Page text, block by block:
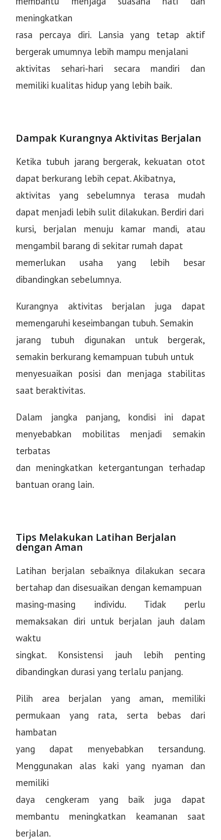
meningkatkan
rasa percaya diri. Lansia yang tetap aktif
bergerak umumnya lebih mampu menjalani
aktivitas sehari-hari secara mandiri dan
memiliki kualitas hidup yang lebih baik.
Dampak Kurangnya Aktivitas Berjalan
Ketika tubuh jarang bergerak, kekuatan otot
dapat berkurang lebih cepat. Akibatnya,
aktivitas yang sebelumnya terasa mudah
dapat menjadi lebih sulit dilakukan. Berdiri dari
kursi, berjalan menuju kamar mandi, atau
mengambil barang di sekitar rumah dapat
memerlukan usaha yang lebih besar
dibandingkan sebelumnya.
Kurangnya aktivitas berjalan juga dapat
memengaruhi keseimbangan tubuh. Semakin
jarang tubuh digunakan untuk bergerak,
semakin berkurang kemampuan tubuh untuk
menyesuaikan posisi dan menjaga stabilitas
saat beraktivitas.
Dalam jangka panjang, kondisi ini dapat
menyebabkan mobilitas menjadi semakin
terbatas
dan meningkatkan ketergantungan terhadap
bantuan orang lain.
Tips Melakukan Latihan Berjalan
dengan Aman
Latihan berjalan sebaiknya dilakukan secara
bertahap dan disesuaikan dengan kemampuan
masing-masing individu. Tidak perlu
memaksakan diri untuk berjalan jauh dalam
waktu
singkat. Konsistensi jauh lebih penting
dibandingkan durasi yang terlalu panjang.
Pilih area berjalan yang aman, memiliki
permukaan yang rata, serta bebas dari
hambatan
yang dapat menyebabkan tersandung.
Menggunakan alas kaki yang nyaman dan
memiliki
daya cengkeram yang baik juga dapat
membantu meningkatkan keamanan saat
berjalan.